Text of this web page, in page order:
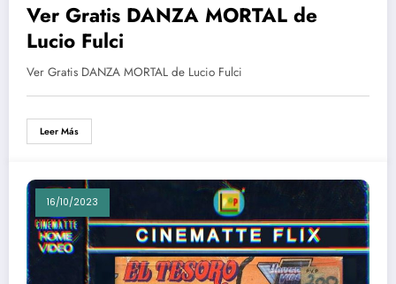
Ver Gratis DANZA MORTAL de
Lucio Fulci
Ver Gratis DANZA MORTAL de Lucio Fulci
Leer Más
16/10/2023